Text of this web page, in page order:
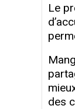
Le
des